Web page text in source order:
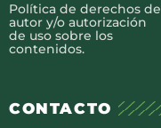
Política de derechos de
autor y/o autorización
de uso sobre los
contenidos.
CONTACTO